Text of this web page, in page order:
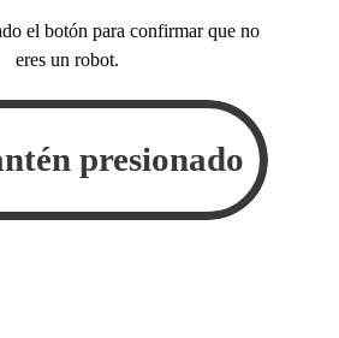
el botón para confirmar que no
eres un robot.